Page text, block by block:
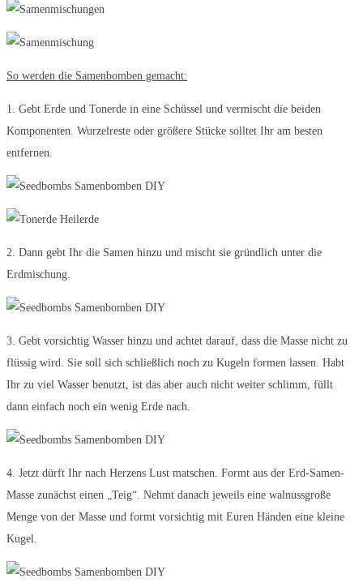
So werden die Samenbomben gemacht:
1. Gebt Erde und Tonerde in eine Schüssel und vermischt die beiden
Komponenten. Wurzelreste oder größere Stücke solltet Ihr am besten
entfernen.
2. Dann gebt Ihr die Samen hinzu und mischt sie gründlich unter die
Erdmischung.
3. Gebt vorsichtig Wasser hinzu und achtet darauf, dass die Masse nicht zu
flüssig wird. Sie soll sich schließlich noch zu Kugeln formen lassen. Habt
Ihr zu viel Wasser benutzt, ist das aber auch nicht weiter schlimm, füllt
dann einfach noch ein wenig Erde nach.
4. Jetzt dürft Ihr nach Herzens Lust matschen. Formt aus der Erd-Samen-
Masse zunächst einen „Teig“. Nehmt danach jeweils eine walnussgroße
Menge von der Masse und formt vorsichtig mit Euren Händen eine kleine
Kugel.